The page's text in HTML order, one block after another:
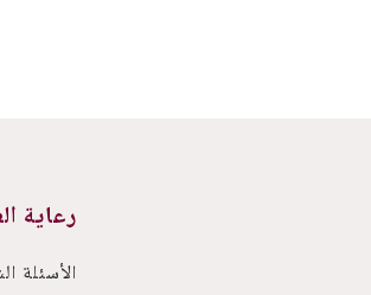
رعاية
الأسئلة